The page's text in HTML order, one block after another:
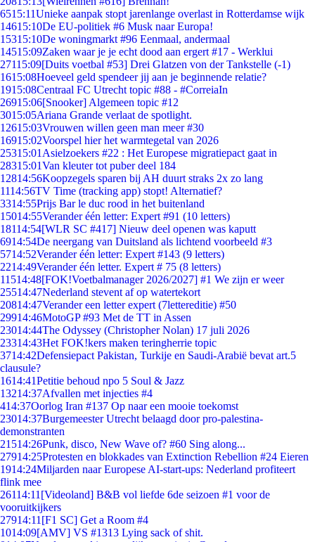
6515:11Unieke aanpak stopt jarenlange overlast in Rotterdamse wijk
14615:10De EU-politiek #6 Musk naar Europa!
15315:10De woningmarkt #96 Eenmaal, andermaal
14515:09Zaken waar je je echt dood aan ergert #17 - Werklui
27115:09[Duits voetbal #53] Drei Glatzen von der Tankstelle (-1)
1615:08Hoeveel geld spendeer jij aan je beginnende relatie?
1915:08Centraal FC Utrecht topic #88 - #CorreiaIn
26915:06[Snooker] Algemeen topic #12
3015:05Ariana Grande verlaat de spotlight.
12615:03Vrouwen willen geen man meer #30
16915:02Voorspel hier het warmtegetal van 2026
25315:01 Asielzoekers #22 : Het Europese migratiepact gaat in
28315:01Van kleuter tot puber deel 184
12814:56Koopzegels sparen bij AH duurt straks 2x zo lang
1114:56TV Time (tracking app) stopt! Alternatief?
3314:55Prijs Bar le duc rood in het buitenland
15014:55Verander één letter: Expert #91 (10 letters)
18114:54[WLR SC #417] Nieuw deel openen was kaputt
6914:54De neergang van Duitsland als lichtend voorbeeld #3
5714:52Verander één letter: Expert #143 (9 letters)
2214:49Verander één letter. Expert # 75 (8 letters)
11514:48[FOK!Voetbalmanager 2026/2027] #1 We zijn er weer
25514:47Nederland stevent af op watertekort
20814:47Verander een letter expert (7lettereditie) #50
29914:46MotoGP #93 Met de TT in Assen
23014:44The Odyssey (Christopher Nolan) 17 juli 2026
23314:43Het FOK!kers maken teringherrie topic
3714:42Defensiepact Pakistan, Turkije en Saudi-Arabië bevat art.5
clausule?
1614:41Petitie behoud npo 5 Soul & Jazz
13214:37Afvallen met injecties #4
414:37Oorlog Iran #137 Op naar een mooie toekomst
23014:37Burgemeester Utrecht belaagd door pro-palestina-
demonstranten
21514:26Punk, disco, New Wave of? #60 Sing along...
27914:25Protesten en blokkades van Extinction Rebellion #24 Eieren
1914:24Miljarden naar Europese AI-start-ups: Nederland profiteert
flink mee
26114:11 [Videoland] B&B vol liefde 6de seizoen #1 voor de
vooruitkijkers
27914:11 [F1 SC] Get a Room #4
1014:09[AMV] VS #1313 Lying sack of shit.